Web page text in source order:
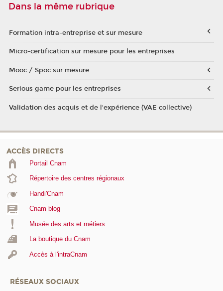
Dans la même rubrique
Formation intra-entreprise et sur mesure
Micro-certification sur mesure pour les entreprises
Mooc / Spoc sur mesure
Serious game pour les entreprises
Validation des acquis et de l'expérience (VAE collective)
ACCÈS DIRECTS
Portail Cnam
Répertoire des centres régionaux
Handi'Cnam
Cnam blog
Musée des arts et métiers
La boutique du Cnam
Accès à l'intraCnam
RÉSEAUX SOCIAUX